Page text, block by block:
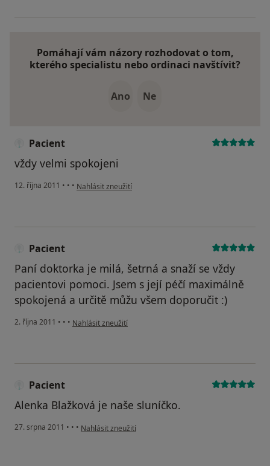
Pomáhají vám názory rozhodovat o tom,
kterého specialistu nebo ordinaci navštívit?
Ano Ne
Pacient
vždy velmi spokojeni
12. října 2011 • • • podle názoru uživatele Pacient
Nahlásit zneužití
Pacient
Paní doktorka je milá, šetrná a snaží se vždy
pacientovi pomoci. Jsem s její péčí maximálně
spokojená a určitě můžu všem doporučit :)
2. října 2011 • • • podle názoru uživatele Pacient
Nahlásit zneužití
Pacient
Alenka Blažková je naše sluníčko.
27. srpna 2011 • • • podle názoru uživatele Pacient
Nahlásit zneužití